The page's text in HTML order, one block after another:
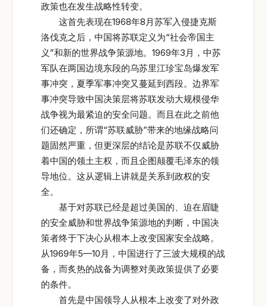
政策也在发生战略性转变。
这首先表现在1968年8月苏军入侵捷克斯
洛伐克之后，中国将苏联定义为“社会帝国主
义”和新的世界战争策源地。1969年3月，中苏
军队在两国边境东段的乌苏里江珍宝岛爆发军
事冲突，夏季军事冲突又蔓延到西段。边界军
事冲突导致中国决策层将苏联发动大规模侵华
战争视为最紧迫的安全问题。而且在此之前他
们还确定，所谓“苏联威胁”带来的地缘战略问
题固然严重，但更深层的结论是苏联不仅威胁
着中国的领土主权，而且企图颠覆毛泽东的领
导地位。这从逻辑上讲就是关系到政权的安
全。
基于对苏联已经是超过美国的、迫在眉睫
的安全威胁和世界战争策源地的判断，中国决
策者终于下决心从根本上改变国家安全战略。
从1969年5—10月，中国进行了三波大规模的战
备，而炙热的战备为调整对美政策提供了必要
的条件。
首先是中国领导人从根本上改变了对外政